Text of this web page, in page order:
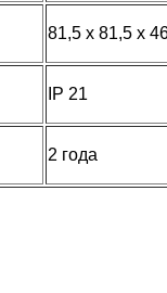
81,5 х 81,5 х
IP 21
2 года